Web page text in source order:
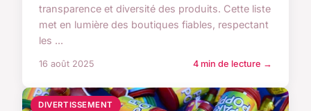
transparence et diversité des produits. Cette liste
met en lumière des boutiques fiables, respectant
les ...
16 août 2025 4 min de lecture →
DIVERTISSEMENT